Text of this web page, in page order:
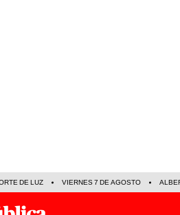
DE LUZ VIERNES 7 DE AGOSTO